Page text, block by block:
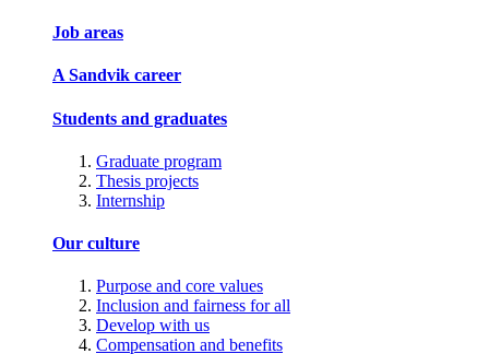
Job areas
A Sandvik career
Students and graduates
Graduate program
Thesis projects
Internship
Our culture
Purpose and core values
Inclusion and fairness for all
Develop with us
Compensation and benefits